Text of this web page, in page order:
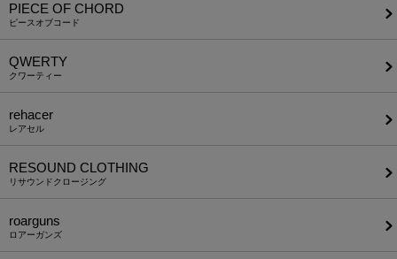
PIECE OF CHORD
ピースオブコード
QWERTY
クワーティー
rehacer
レアセル
RESOUND CLOTHING
リサウンドクロージング
roarguns
ロアーガンズ